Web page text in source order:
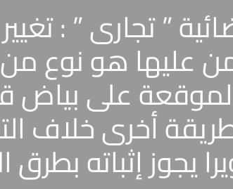
النقض رقم 8031 لسنة 78 قضائية ”
عليها هو نوع من
الموقعة على
أخرى خلاف
يجوز إثباته بطرق